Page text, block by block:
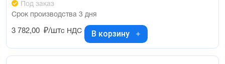
Под заказ
Срок производства 3 дня
3 782,00 ₽/штс НДС В корзину